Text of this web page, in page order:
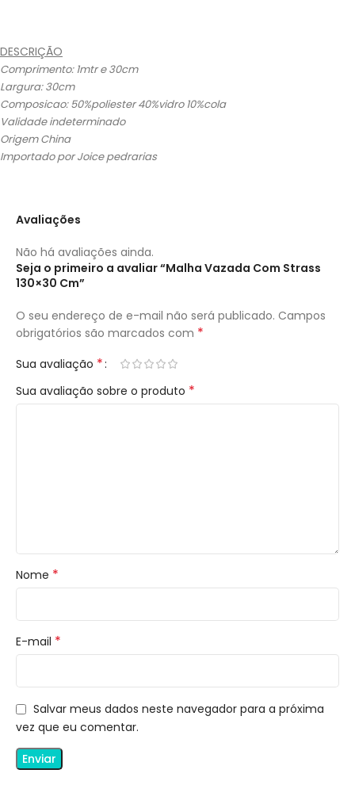
DESCRIÇÃO
Comprimento: 1mtr e 30cm
Largura: 30cm
Composicao: 50%poliester 40%vidro 10%cola
Validade indeterminado
Origem China
Importado por Joice pedrarias
Avaliações
Não há avaliações ainda.
Seja o primeiro a avaliar “Malha Vazada Com Strass
130×30 Cm”
O seu endereço de e-mail não será publicado. Campos
obrigatórios são marcados com *
Sua avaliação *
Sua avaliação sobre o produto *
Nome *
E-mail *
Salvar meus dados neste navegador para a próxima
vez que eu comentar.